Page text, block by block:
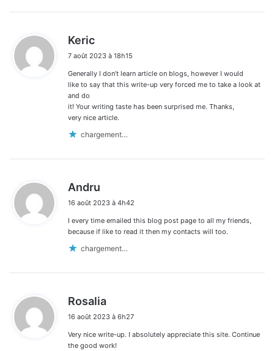
Keric
t
:
7 août 2023 à 18h15
Generally I don’t learn article on blogs, however I would
like to say that this write-up very forced me to take a look at
and do
it! Your writing taste has been surprised me. Thanks,
very nice article.
chargement…
Andru
t
16 août 2023 à 4h42
I every time emailed this blog post page to all my friends,
because if like to read it then my contacts will too.
chargement…
Rosalia
t
:
16 août 2023 à 6h27
Very nice write-up. I absolutely appreciate this site. Continue
the good work!